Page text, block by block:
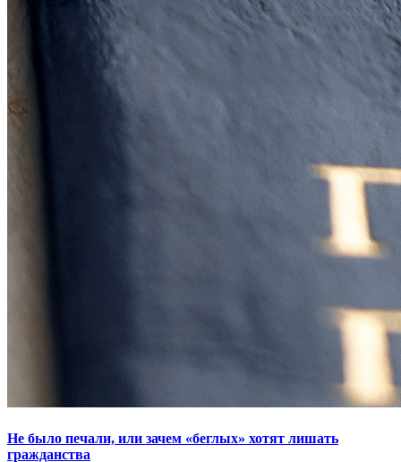
Не было печали, или зачем «беглых» хотят лишать
гражданства